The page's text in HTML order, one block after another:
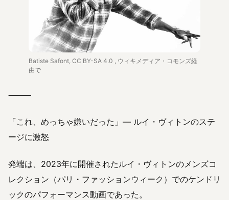
Batiste Safont, CC BY-SA 4.0 , ウィキメディア・コモンズ経
由で
⸻
「これ、めっちゃ嫌いだった」— ルイ・ヴィトンのステ
ージに激怒
発端は、2023年に開催されたルイ・ヴィトンのメンズコ
レクション（パリ・ファッションウィーク）でのケンドリ
ックのパフォーマンス動画であった。